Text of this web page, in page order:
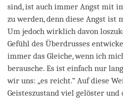
sind, ist auch immer Angst mit
zu werden, denn diese Angst ist
Um jedoch wirklich davon
Gefühl des Überdrusses
immer das Gleiche, wenn ich
berausche. Es ist einfach nur
wir uns: „es reicht.“ Auf diese
Geisteszustand viel gelöster